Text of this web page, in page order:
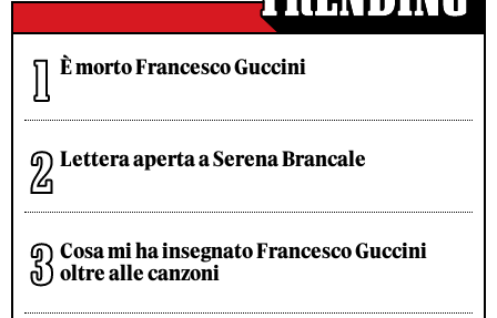
È morto Francesco Guccini
Lettera aperta a Serena Brancale
Cosa mi ha insegnato Francesco Guccini
oltre alle canzoni